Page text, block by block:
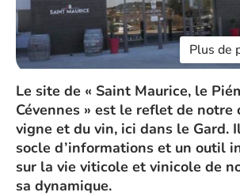
Plus de
Le site de « Saint Maurice, le
Cévennes » est le reflet de notre
vigne et du vin, ici dans le Gard.
socle d’informations et un outil
sur la vie viticole et vinicole de
sa dynamique.